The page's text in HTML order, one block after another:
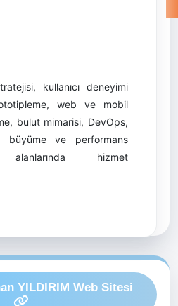
kullanıcı deneyimi
web ve mobil
bulut mimarisi, DevOps,
büyüme ve performans
alanlarında hizmet
YILDIRIM Web Sitesi